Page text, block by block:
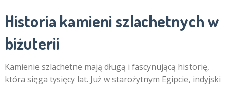
Historia kamieni szlachetnych w
biżuterii
Kamienie szlachetne mają długą i fascynującą historię,
która sięga tysięcy lat. Już w starożytnym Egipcie, indyjski